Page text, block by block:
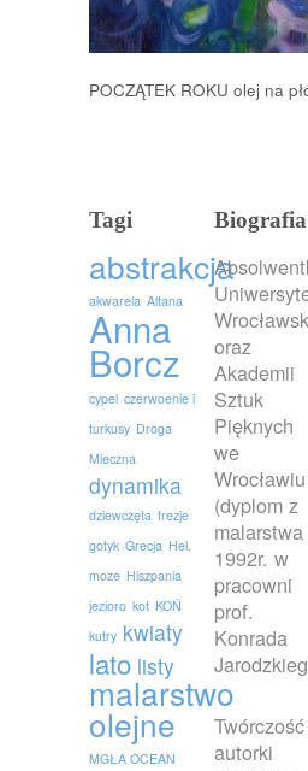
POCZĄTEK ROKU olej na
Tagi
abstrakcja
akwarela Altana
Anna
Borcz
cypel czerwoenie i
turkusy Droga
Mleczna
dynamika
dziewczęta frezje
gotyk Grecja Hel.
moze Hiszpania
jezioro kot KOŃ
kutry kwiaty
lato listy
malarstwo
olejne
MGŁA OCEAN
Biografia
oraz
Akademii
Sztuk
Pięknych
we
Wrocławiu
(dyplom z
1992r. w
pracowni
prof.
Konrada
Twórczość
autorki